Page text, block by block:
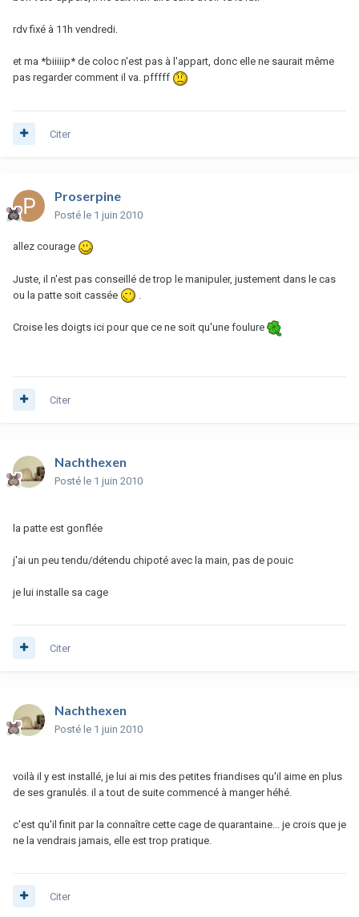
rdv fixé à 11h vendredi.
et ma *biiiiip* de coloc n'est pas à l'appart, donc elle ne saurait même
pas regarder comment il va. pfffff
Citer
Proserpine
Posté le 1 juin 2010
allez courage
Juste, il n'est pas conseillé de trop le manipuler, justement dans le cas
ou la patte soit cassée
Croise les doigts ici pour que ce ne soit qu'une foulure
Citer
Nachthexen
Posté le 1 juin 2010
la patte est gonflée
j'ai un peu tendu/détendu chipoté avec la main, pas de pouic
je lui installe sa cage
Citer
Nachthexen
Posté le 1 juin 2010
voilà il y est installé, je lui ai mis des petites friandises qu'il aime en plus
de ses granulés. il a tout de suite commencé à manger héhé.
c'est qu'il finit par la connaître cette cage de quarantaine... je crois que je
ne la vendrais jamais, elle est trop pratique.
Citer